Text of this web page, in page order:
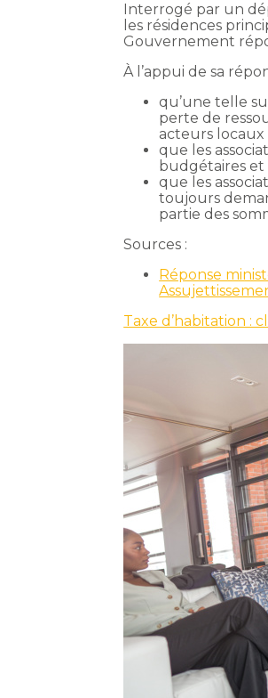
Interrogé par un
les résidences
Gouvernement
À l’appui de sa
qu’une telle
perte de
acteurs locaux
que les
budgétaires et
que les
toujours
partie des
Sources :
Réponse
Taxe d’habitation :